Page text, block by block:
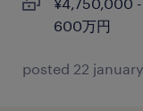
600万円
posted 22